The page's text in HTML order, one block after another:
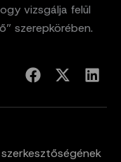
vizsgálja felül
szerepkörében.